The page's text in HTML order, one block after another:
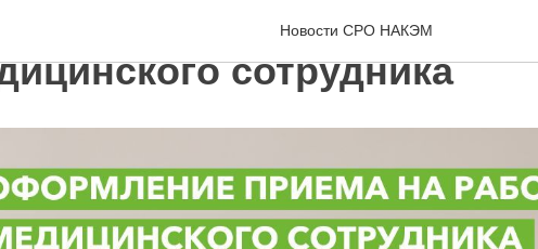
Новости СРО НАКЭМ
приема на работу
сотрудника